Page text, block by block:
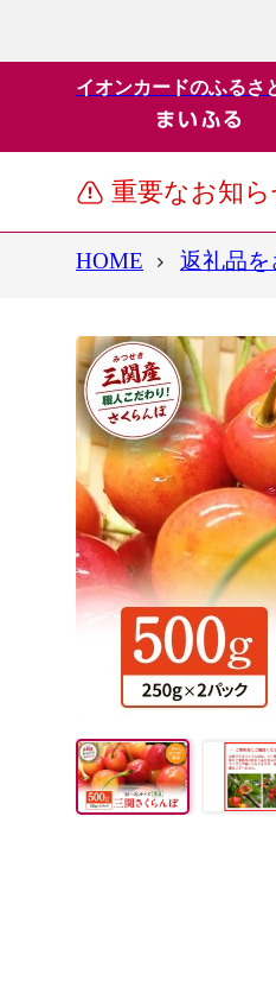
イオンカードのふるさ
重要なお知ら
HOME 返礼品を